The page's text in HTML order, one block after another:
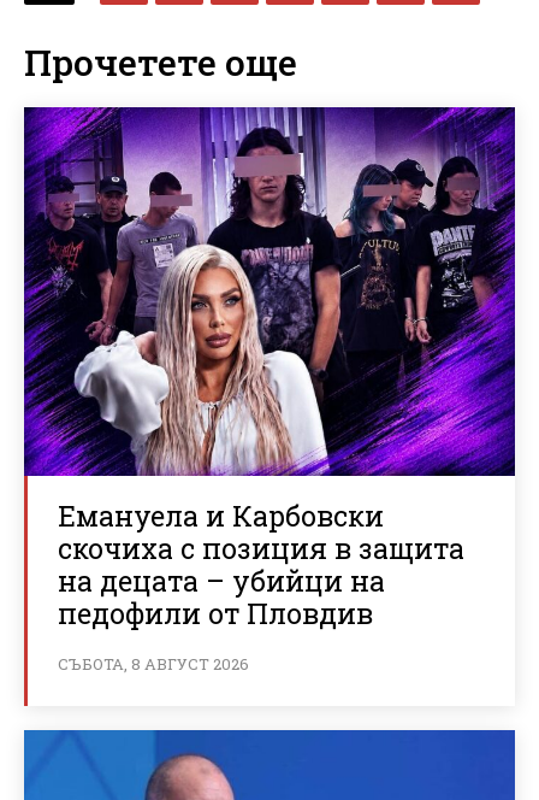
Прочетете още
Емануела и Карбовски
скочиха с позиция в защита
на децата – убийци на
педофили от Пловдив
СЪБОТА, 8 АВГУСТ 2026